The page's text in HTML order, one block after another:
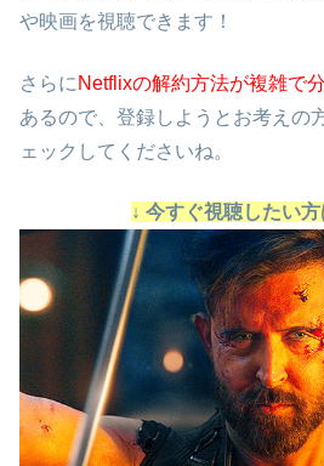
や映画を視聴できます！
さらに Netflixの解約方法が複雑で
あるので、登録しようとお考えの
ェックしてくださいね。
↓ 今すぐ視聴したい